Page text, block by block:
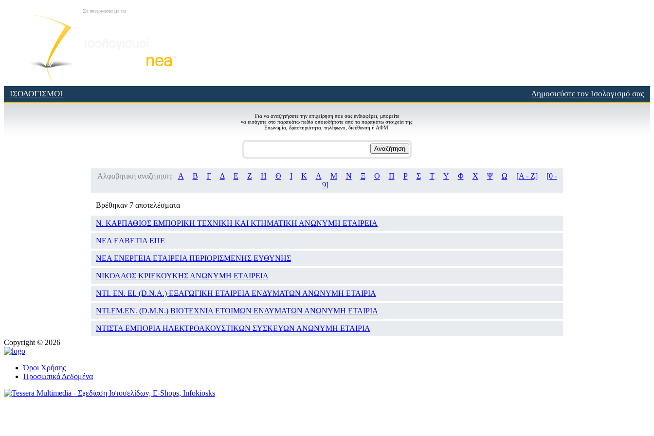
ΙΣΟΛΟΓΙΣΜΟΙ Δημοσιεύστε τον Ισολογισμό σας
Για να αναζητήσετε την επιχείρηση που σας ενδιαφέρει, μπορείτε
να εισάγετε στο παρακάτω πεδίο οποιοδήποτε από τα παρακάτω στοιχεία της:
Eπωνυμία, δραστηριότητα, τηλέφωνο, διεύθυνση ή ΑΦΜ.
Αναζήτηση
Αλφαβητική αναζήτηση: Α Β Γ Δ Ε Ζ Η Θ Ι Κ Λ Μ Ν Ξ Ο Π Ρ Σ Τ Υ Φ Χ Ψ Ω [A - Z]
[0 -
9]
Βρέθηκαν 7 αποτελέσματα
Ν. ΚΑΡΠΑΘΙΟΣ ΕΜΠΟΡΙΚΗ ΤΕΧΝΙΚΗ ΚΑΙ ΚΤΗΜΑΤΙΚΗ ΑΝΩΝΥΜΗ ΕΤΑΙΡΕΙΑ
ΝΕΑ ΕΛΒΕΤΙΑ ΕΠΕ
ΝΕΑ ΕΝΕΡΓΕΙΑ ΕΤΑΙΡΕΙΑ ΠΕΡΙΟΡΙΣΜΕΝΗΣ ΕΥΘΥΝΗΣ
ΝΙΚΟΛΑΟΣ ΚΡΙΕΚΟΥΚΗΣ ΑΝΩΝΥΜΗ ΕΤΑΙΡΕΙΑ
ΝΤΙ. ΕΝ. ΕΙ. (D.N.A.) ΕΞΑΓΩΓΙΚΗ ΕΤΑΙΡΕΙΑ ΕΝΔΥΜΑΤΩΝ ΑΝΩΝΥΜΗ ΕΤΑΙΡΙΑ
ΝΤΙ.ΕΜ.ΕΝ. (D.M.N.) ΒΙΟΤΕΧΝΙΑ ΕΤΟΙΜΩΝ ΕΝΔΥΜΑΤΩΝ ΑΝΩΝΥΜΗ ΕΤΑΙΡΙΑ
ΝΤΙΣΤΑ ΕΜΠΟΡΙΑ ΗΛΕΚΤΡΟΑΚΟΥΣΤΙΚΩΝ ΣΥΣΚΕΥΩΝ ΑΝΩΝΥΜΗ ΕΤΑΙΡΙΑ
Copyright © 2026
Σε συνεργασία με τα
Όροι Χρήσης
Προσωπικά Δεδομένα